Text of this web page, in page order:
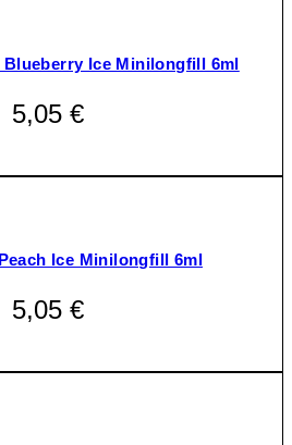
Ice Minilongfill 6ml
5,05 €
Ice Minilongfill 6ml
5,05 €